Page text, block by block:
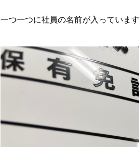
一つ一つに社員の名前が入っていま